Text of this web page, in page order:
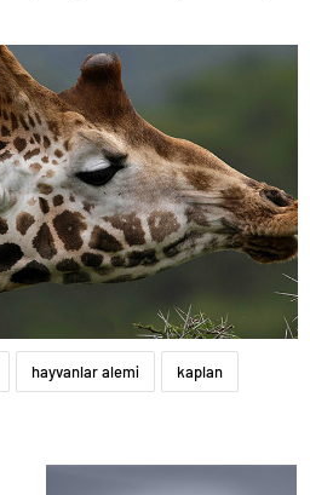
hayvanlar alemi kaplan